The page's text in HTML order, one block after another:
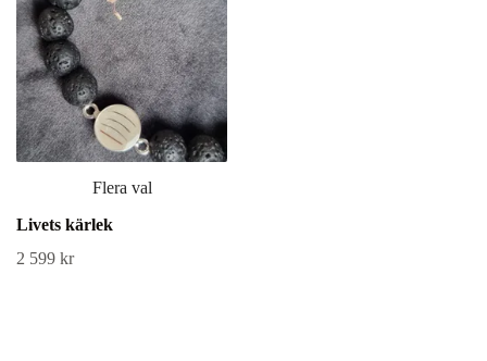
Flera val
Livets kärlek
2 599 kr